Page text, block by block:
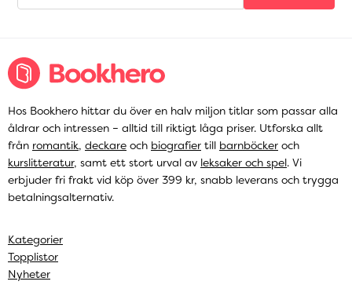
Hos Bookhero hittar du över en halv miljon titlar som passar alla
åldrar och intressen – alltid till riktigt låga priser. Utforska allt
från romantik, deckare och biografier till barnböcker och
kurslitteratur, samt ett stort urval av leksaker och spel. Vi
erbjuder fri frakt vid köp över 399 kr, snabb leverans och trygga
betalningsalternativ.
Kategorier
Topplistor
Nyheter